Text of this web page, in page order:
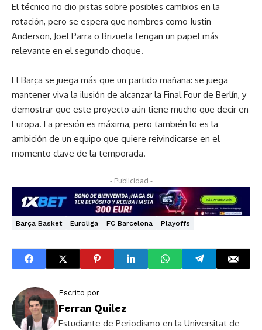
El técnico no dio pistas sobre posibles cambios en la
rotación, pero se espera que nombres como Justin
Anderson, Joel Parra o Brizuela tengan un papel más
relevante en el segundo choque.
El Barça se juega más que un partido mañana: se juega
mantener viva la ilusión de alcanzar la Final Four de Berlín, y
demostrar que este proyecto aún tiene mucho que decir en
Europa. La presión es máxima, pero también lo es la
ambición de un equipo que quiere reivindicarse en el
momento clave de la temporada.
- Publicidad -
Barça Basket Euroliga FC Barcelona Playoffs
Escrito por
Ferran Quilez
Estudiante de Periodismo en la Universitat de